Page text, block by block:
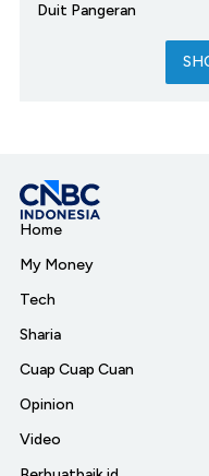
Duit Pangeran
Home
My Money
Tech
Sharia
Cuap Cuap Cuan
Opinion
Video